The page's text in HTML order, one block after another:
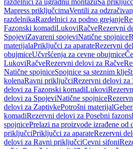
razdelnici za ugradnu montažuSa
Mapress priključcimaVentili za
razdelnikaRazdelnici za podno grejanje
Fazonski komadiLukoviRačveRezervni
SpojeviZavareni spojeviNatične spojnice
materijalaPriključci za aparateRezervni
obujmiceUčvršćenja za cevne obujmice
LukoviRačveRezervni delovi za Račve
Natične spojniceSpojnice sa steznim
kolenaRavni priključciRezervni delovi
delovi za Fazonski komadiLukovi
delovi za SpojeviNatične spojnice
delovi za ZaptivkePotrošni materijal
komadiRezervni delovi za Posebni
spojnicePrelazi na proizvode izrađene od
priključciPriključci za aparateRezervni
delovi za Ravni priključciCevni sifoni